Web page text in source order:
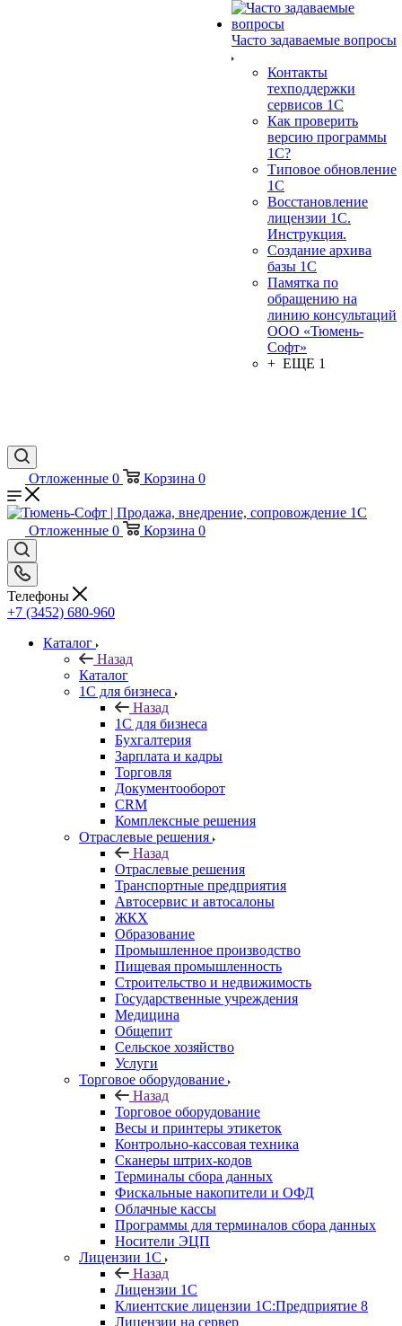
Часто задаваемые вопросы
Контакты
техподдержки
сервисов 1С
Как проверить
версию программы
1С?
Типовое обновление
1С
Восстановление
лицензии 1С.
Инструкция.
Создание архива
базы 1С
Памятка по
обращению на
линию консультаций
ООО «Тюмень-
Софт»
+ ЕЩЕ 1
Отложенные 0 Корзина 0
Отложенные 0 Корзина 0
Телефоны
+7 (3452) 680-960
Каталог
Назад
Каталог
1С для бизнеса
Назад
1С для бизнеса
Бухгалтерия
Зарплата и кадры
Торговля
Документооборот
CRM
Комплексные решения
Отраслевые решения
Назад
Отраслевые решения
Транспортные предприятия
Автосервис и автосалоны
ЖКХ
Образование
Промышленное производство
Пищевая промышленность
Строительство и недвижимость
Государственные учреждения
Медицина
Общепит
Сельское хозяйство
Услуги
Торговое оборудование
Назад
Торговое оборудование
Весы и принтеры этикеток
Контрольно-кассовая техника
Сканеры штрих-кодов
Терминалы сбора данных
Фискальные накопители и ОФД
Облачные кассы
Программы для терминалов сбора данных
Носители ЭЦП
Лицензии 1С
Назад
Лицензии 1С
Клиентские лицензии 1С:Предприятие 8
Лицензии на сервер